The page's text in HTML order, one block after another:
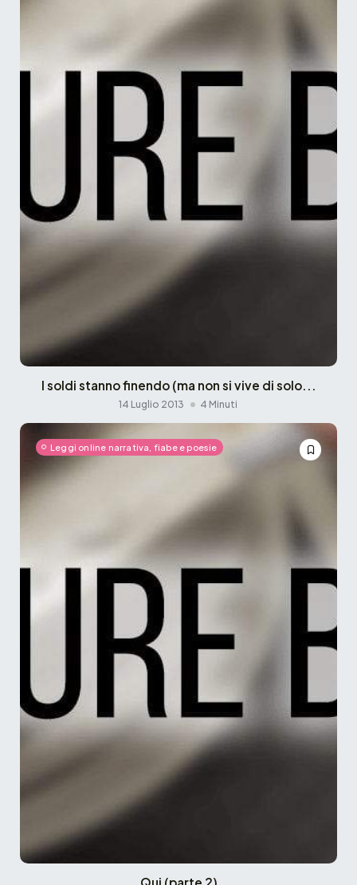
I soldi stanno finendo (ma non si vive di solo...
14 Luglio 2013 4 Minuti
Leggi online narrativa, fiabe e poesie
Qui (parte 2)